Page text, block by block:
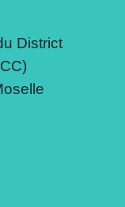
District